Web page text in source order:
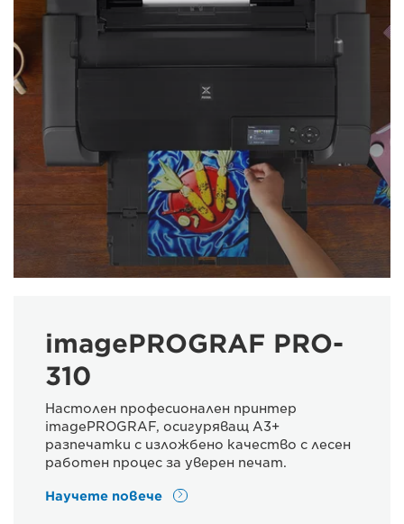
imagePROGRAF PRO-
310
Настолен професионален принтер
imagePROGRAF, осигуряващ A3+
разпечатки с изложбено качество с лесен
работен процес за уверен печат.
Научете повече